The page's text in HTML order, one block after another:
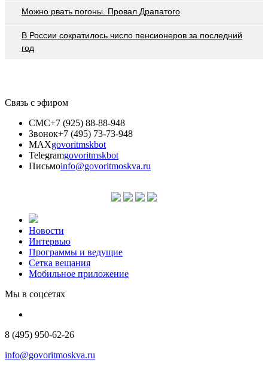
Можно рвать погоны. Провал Драпатого
В России сократилось число пенсионеров за последний
год
Связь с эфиром
СМС+7 (925) 88-88-948
Звонок+7 (495) 73-73-948
MAXgovoritmskbot
Telegramgovoritmskbot
Письмоinfo@govoritmoskva.ru
Новости
Интервью
Программы и ведущие
Сетка вещания
Мобильное приложение
Мы в соцсетях
8 (495) 950-62-26
info@govoritmoskva.ru